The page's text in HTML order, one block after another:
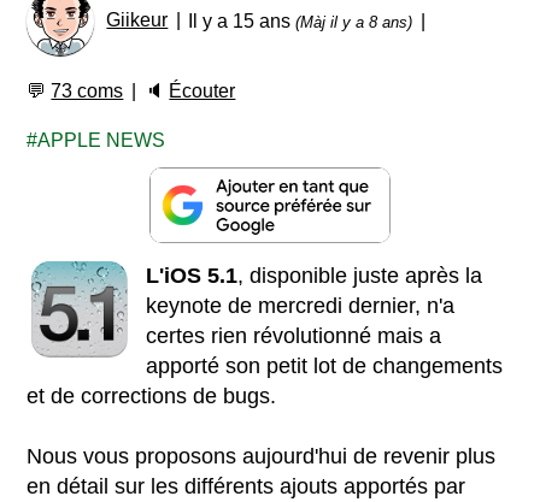
Giikeur Il y a 15 ans(Màj il y a 8 ans)
💬73 coms 🔈 Écouter
APPLE NEWS
L'iOS 5.1, disponible juste après la
keynote de mercredi dernier, n'a
certes rien révolutionné mais a
apporté son petit lot de changements
et de corrections de bugs.
Nous vous proposons aujourd'hui de revenir plus
en détail sur les différents ajouts apportés par